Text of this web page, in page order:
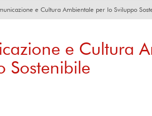
e Cultura Ambientale per lo Sviluppo
e Cultura
Sostenibile